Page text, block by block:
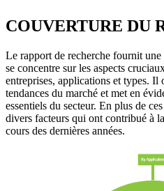
COUVERTURE DU
Le rapport de recherche fournit
se concentre sur les aspects
entreprises, applications et types. Il
tendances du marché et met en
essentiels du secteur. En plus de
divers facteurs qui ont contribué à
cours des dernières années.